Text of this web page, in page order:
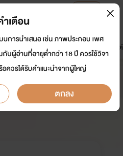
อีบุ๊ก การ์ตูน
มาใหม่
ดรีมแชท ธัญลิสต์
รรย์
ำเตือน
บการนำเสนอ เช่น ภาพประกอบ เพศ
กับผู้อ่านที่อายุต่ำกว่า 18 ปี ควรใช้วิจา
ควรได้รับคำแนะนำจากผู้ใหญ่
ตกลง